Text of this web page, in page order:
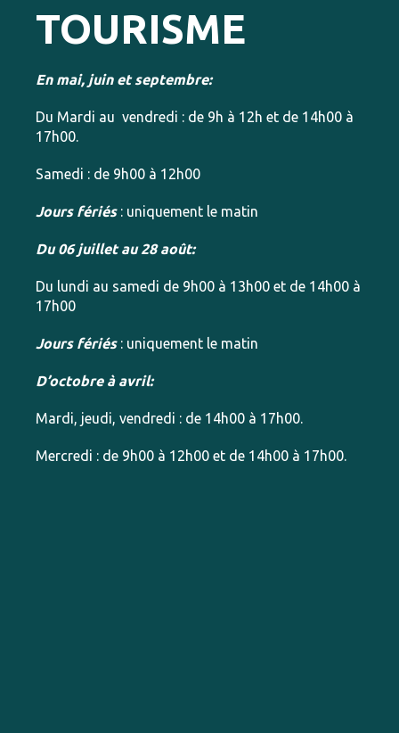
TOURISME
En mai, juin et septembre:
Du Mardi au vendredi : de 9h à 12h et de 14h00 à
17h00.
Samedi : de 9h00 à 12h00
Jours fériés: uniquement le matin
Du 06 juillet au 28 août:
Du lundi au samedi de 9h00 à 13h00 et de 14h00 à
17h00
Jours fériés: uniquement le matin
D’octobre à avril:
Mardi, jeudi, vendredi : de 14h00 à 17h00.
Mercredi : de 9h00 à 12h00 et de 14h00 à 17h00.